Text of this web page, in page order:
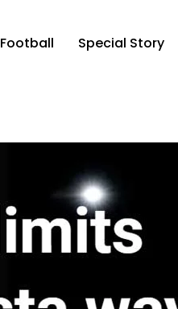
Football Special Story